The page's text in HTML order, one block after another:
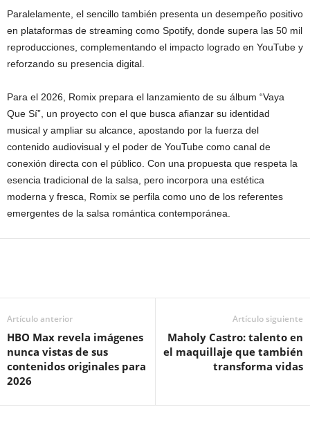
Paralelamente, el sencillo también presenta un desempeño positivo
en plataformas de streaming como Spotify, donde supera las 50 mil
reproducciones, complementando el impacto logrado en YouTube y
reforzando su presencia digital.
Para el 2026, Romix prepara el lanzamiento de su álbum “Vaya
Que Sí”, un proyecto con el que busca afianzar su identidad
musical y ampliar su alcance, apostando por la fuerza del
contenido audiovisual y el poder de YouTube como canal de
conexión directa con el público. Con una propuesta que respeta la
esencia tradicional de la salsa, pero incorpora una estética
moderna y fresca, Romix se perfila como uno de los referentes
emergentes de la salsa romántica contemporánea.
Artículo anterior
HBO Max revela imágenes
nunca vistas de sus
contenidos originales para
2026
Artículo siguiente
Maholy Castro: talento en
el maquillaje que también
transforma vidas